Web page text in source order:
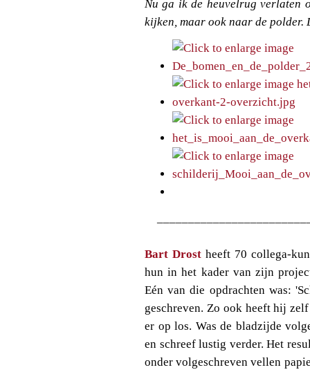
Nu ga ik de heuvelrug verlaten
kijken, maar ook naar de
Bart Drost heeft 70 collega-
hun in het kader van zijn
Eén van die opdrachten was:
geschreven. Zo ook heeft hij
er op los. Was de bladzijde
en schreef lustig verder. Het
onder volgeschreven vellen